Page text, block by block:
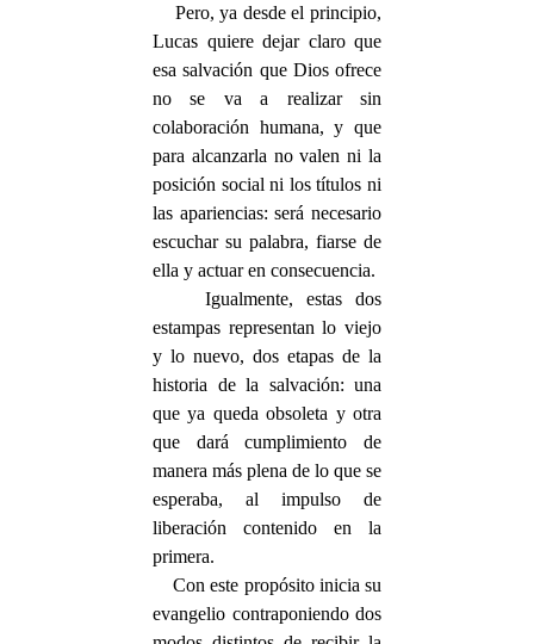
Pero, ya desde el principio,
Lucas quiere dejar claro que
esa salvación que Dios ofrece
no se va a realizar sin
colaboración humana, y que
para alcanzarla no valen ni la
posición social ni los títulos ni
las apariencias: será necesario
escuchar su palabra, fiarse de
ella y actuar en consecuencia.
Igualmente, estas dos
estampas representan lo viejo
y lo nuevo, dos etapas de la
historia de la salvación: una
que ya queda obsoleta y otra
que dará cumplimiento de
manera más plena de lo que se
esperaba, al impulso de
liberación contenido en la
primera.
Con este propósito inicia su
evangelio contraponiendo dos